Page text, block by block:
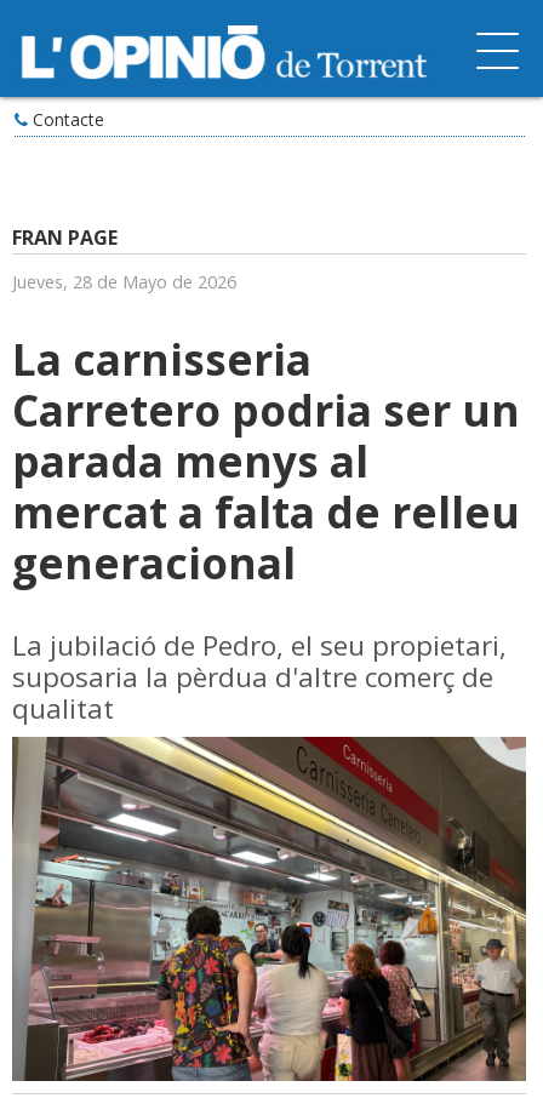
Contacte
FRAN PAGE
Jueves, 28 de Mayo de 2026
La carnisseria
Carretero podria ser un
parada menys al
mercat a falta de relleu
generacional
La jubilació de Pedro, el seu propietari,
suposaria la pèrdua d'altre comerç de
qualitat